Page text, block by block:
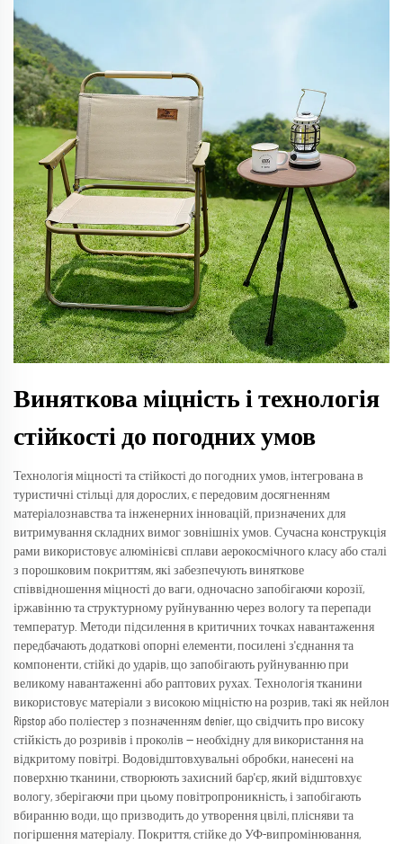
Виняткова міцність і технологія
стійкості до погодних умов
Технологія міцності та стійкості до погодних умов, інтегрована в
туристичні стільці для дорослих, є передовим досягненням
матеріалознавства та інженерних інновацій, призначених для
витримування складних вимог зовнішніх умов. Сучасна конструкція
рами використовує алюмінієві сплави аерокосмічного класу або сталі
з порошковим покриттям, які забезпечують виняткове
співвідношення міцності до ваги, одночасно запобігаючи корозії,
іржавінню та структурному руйнуванню через вологу та перепади
температур. Методи підсилення в критичних точках навантаження
передбачають додаткові опорні елементи, посилені з'єднання та
компоненти, стійкі до ударів, що запобігають руйнуванню при
великому навантаженні або раптових рухах. Технологія тканини
використовує матеріали з високою міцністю на розрив, такі як нейлон
Ripstop або поліестер з позначенням denier, що свідчить про високу
стійкість до розривів і проколів — необхідну для використання на
відкритому повітрі. Водовідштовхувальні обробки, нанесені на
поверхню тканини, створюють захисний бар'єр, який відштовхує
вологу, зберігаючи при цьому повітропроникність, і запобігають
вбиранню води, що призводить до утворення цвілі, плісняви та
погіршення матеріалу. Покриття, стійке до УФ-випромінювання,